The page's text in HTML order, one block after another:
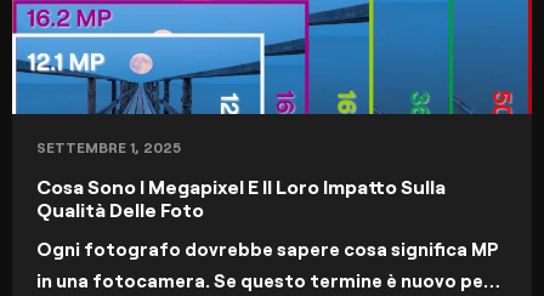
SETTEMBRE 1, 2025
Cosa Sono I Megapixel E Il Loro Impatto Sulla
Qualità Delle Foto
Ogni fotografo dovrebbe sapere cosa significa MP
in una fotocamera. Se questo termine è nuovo per